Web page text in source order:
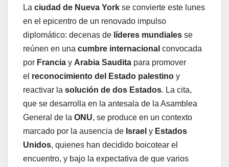
La ciudad de Nueva York se convierte este lunes
en el epicentro de un renovado impulso
diplomático: decenas de líderes mundiales se
reúnen en una cumbre internacional convocada
por Francia y Arabia Saudita para promover
el reconocimiento del Estado palestino y
reactivar la solución de dos Estados. La cita,
que se desarrolla en la antesala de la Asamblea
General de la ONU, se produce en un contexto
marcado por la ausencia de Israel y Estados
Unidos, quienes han decidido boicotear el
encuentro, y bajo la expectativa de que varios